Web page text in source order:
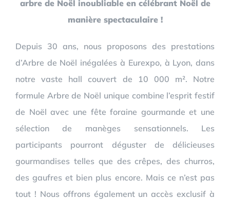
arbre de Noël inoubliable en célébrant Noël de
manière spectaculaire !
Depuis 30 ans, nous proposons des prestations
d’Arbre de Noël inégalées à Eurexpo, à Lyon, dans
notre vaste hall couvert de 10 000 m². Notre
formule Arbre de Noël unique combine l’esprit festif
de Noël avec une fête foraine gourmande et une
sélection de manèges sensationnels. Les
participants pourront déguster de délicieuses
gourmandises telles que des crêpes, des churros,
des gaufres et bien plus encore. Mais ce n’est pas
tout ! Nous offrons également un accès exclusif à